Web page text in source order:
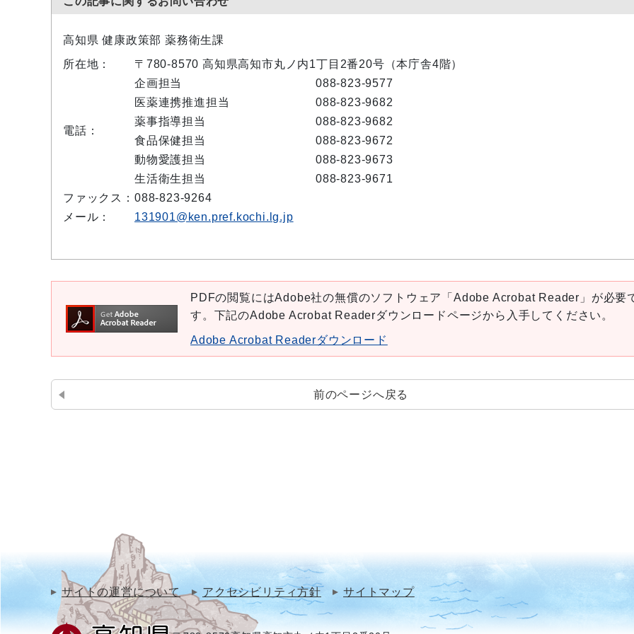
高知県 健康政策部 薬務衛生課
所在地：
〒780-8570 高知県高知市丸ノ内1丁目2番20号（本庁舎4階）
電話：
企画担当
088-823-9577
医薬連携推進担当
088-823-9682
薬事指導担当
088-823-9682
食品保健担当
088-823-9672
動物愛護担当
088-823-9673
生活衛生担当
088-823-9671
ファックス： 088-823-9264
メール：
131901@ken.pref.kochi.lg.jp
PDFの閲覧にはAdobe社の無償のソフトウェア「Adobe Acrobat Reader」が必要
す。下記のAdobe Acrobat Readerダウンロードページから入手してください。
Adobe Acrobat Readerダウンロード
前のページへ戻る
サイトの運営について アクセシビリティ方針 サイトマップ